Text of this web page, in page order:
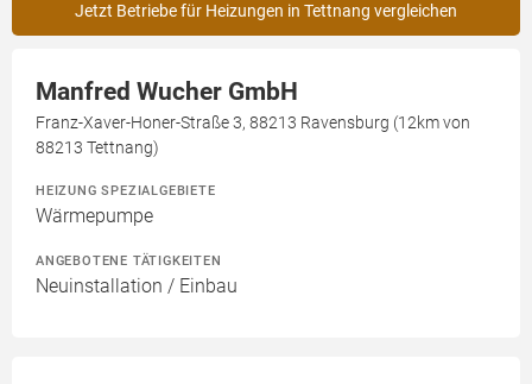
Jetzt Betriebe für Heizungen in Tettnang vergleichen
Manfred Wucher GmbH
Franz-Xaver-Honer-Straße 3, 88213 Ravensburg (12km von
88213 Tettnang)
HEIZUNG SPEZIALGEBIETE
Wärmepumpe
ANGEBOTENE TÄTIGKEITEN
Neuinstallation / Einbau